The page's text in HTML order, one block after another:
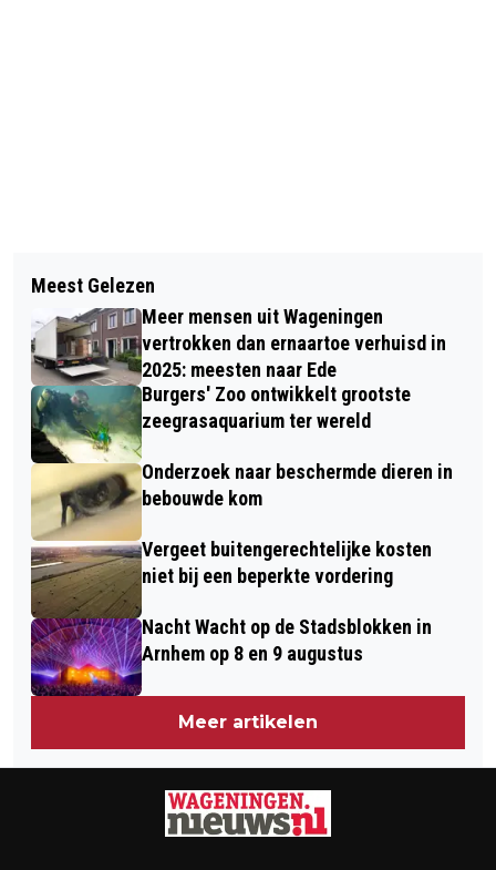
AANTAL SCHUURINBRAKEN IN
GELDERLAND TOEGENOMEN MET
BIJNA 10 PROCENT
HUISDIER VAN DE WEEK IS POES
QUEENEE
Meest Gelezen
Meer mensen uit Wageningen
vertrokken dan ernaartoe verhuisd in
2025: meesten naar Ede
Burgers' Zoo ontwikkelt grootste
zeegrasaquarium ter wereld
Onderzoek naar beschermde dieren in
bebouwde kom
Vergeet buitengerechtelijke kosten
niet bij een beperkte vordering
Nacht Wacht op de Stadsblokken in
Arnhem op 8 en 9 augustus
Meer artikelen